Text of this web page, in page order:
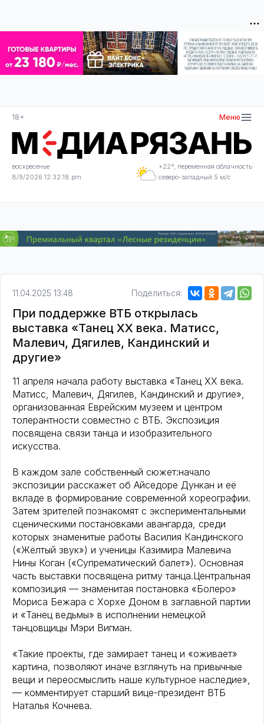
18+ Меню
воскресенье
8/9/2026 12:32:19 pm
+22°, переменная облачность
северо-западный 5 м/с
11.04.2025 13:48 Поделиться:
При поддержке ВТБ открылась
выставка «Танец ХХ века. Матисс,
Малевич, Дягилев, Кандинский и
другие»
11 апреля начала работу выставка «Танец ХХ века.
Матисс, Малевич, Дягилев, Кандинский и другие»,
организованная Еврейским музеем и центром
толерантности совместно с ВТБ. Экспозиция
посвящена связи танца и изобразительного
искусства.
В каждом зале собственный сюжет:начало
экспозиции расскажет об Айседоре Дункан и её
вкладе в формирование современной хореографии.
Затем зрителей познакомят с экспериментальными
сценическими постановками авангарда, среди
которых знаменитые работы Василия Кандинского
(«Жёлтый звук») и ученицы Казимира Малевича
Нины Коган («Супрематический балет»). Основная
часть выставки посвящена ритму танца.Центральная
композиция — знаменитая постановка «Болеро»
Мориса Бежара с Хорхе Доном в заглавной партии
и «Танец ведьмы» в исполнении немецкой
танцовщицы Мэри Вигман.
«Такие проекты, где замирает танец и «оживает»
картина, позволяют иначе взглянуть на привычные
вещи и переосмыслить наше культурное наследие»,
— комментирует старший вице-президент ВТБ
Наталья Кочнева.